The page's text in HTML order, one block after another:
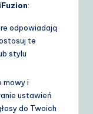
:
odpowiadają
te
stylu
mowy i
ustawień
do Twoich